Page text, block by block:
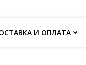
И ОПЛАТА